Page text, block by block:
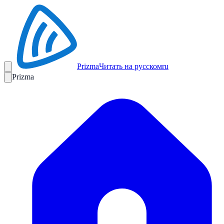
PrizmaЧитать на русскомru
Prizma